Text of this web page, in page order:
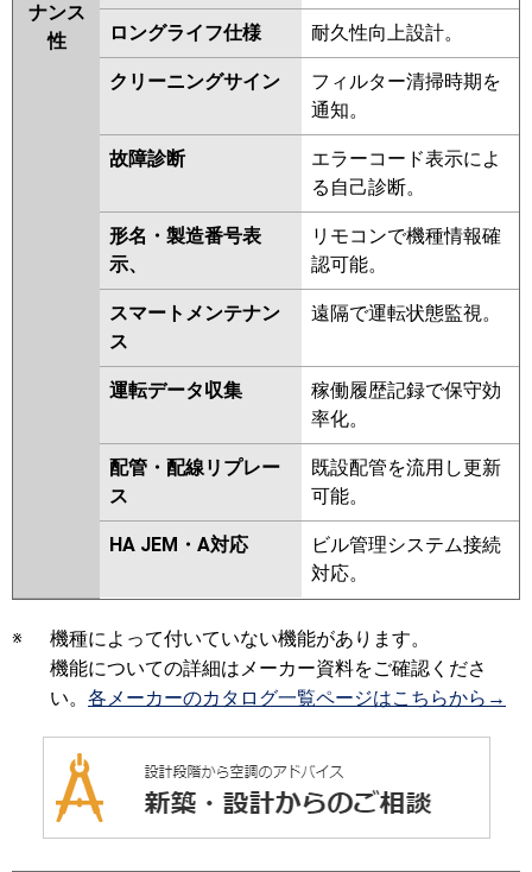
ナンス
性
ロングライフ仕様 耐久性向上設計。
クリーニングサイン
フィルター清掃時期を
通知。
故障診断
エラーコード表示によ
る自己診断。
形名・製造番号表
示、
リモコンで機種情報確
認可能。
スマートメンテナン
ス
遠隔で運転状態監視。
運転データ収集
稼働履歴記録で保守効
率化。
配管・配線リプレー
ス
既設配管を流用し更新
可能。
HA JEM・A対応
ビル管理システム接続
対応。
※
機種によって付いていない機能があります。
機能についての詳細はメーカー資料をご確認くださ
い。 各メーカーのカタログ一覧ページはこちらから→